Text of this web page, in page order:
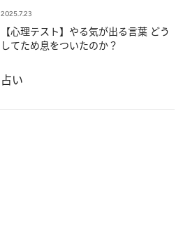
2025.7.23
【心理テスト】やる気が出る言葉 どう
してため息をついたのか？
占い